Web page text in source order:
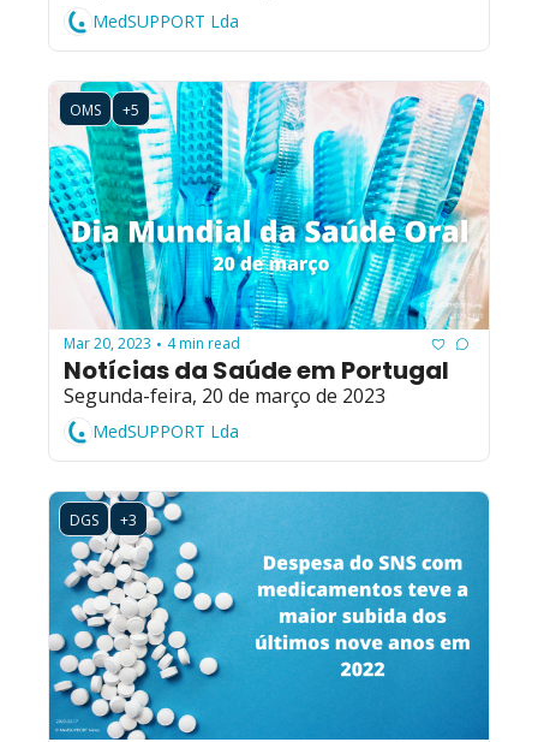
MedSUPPORT Lda
OMS +5
Mar 20, 2023 • 4 min read
Notícias da Saúde em Portugal
Segunda-feira, 20 de março de 2023
MedSUPPORT Lda
DGS +3